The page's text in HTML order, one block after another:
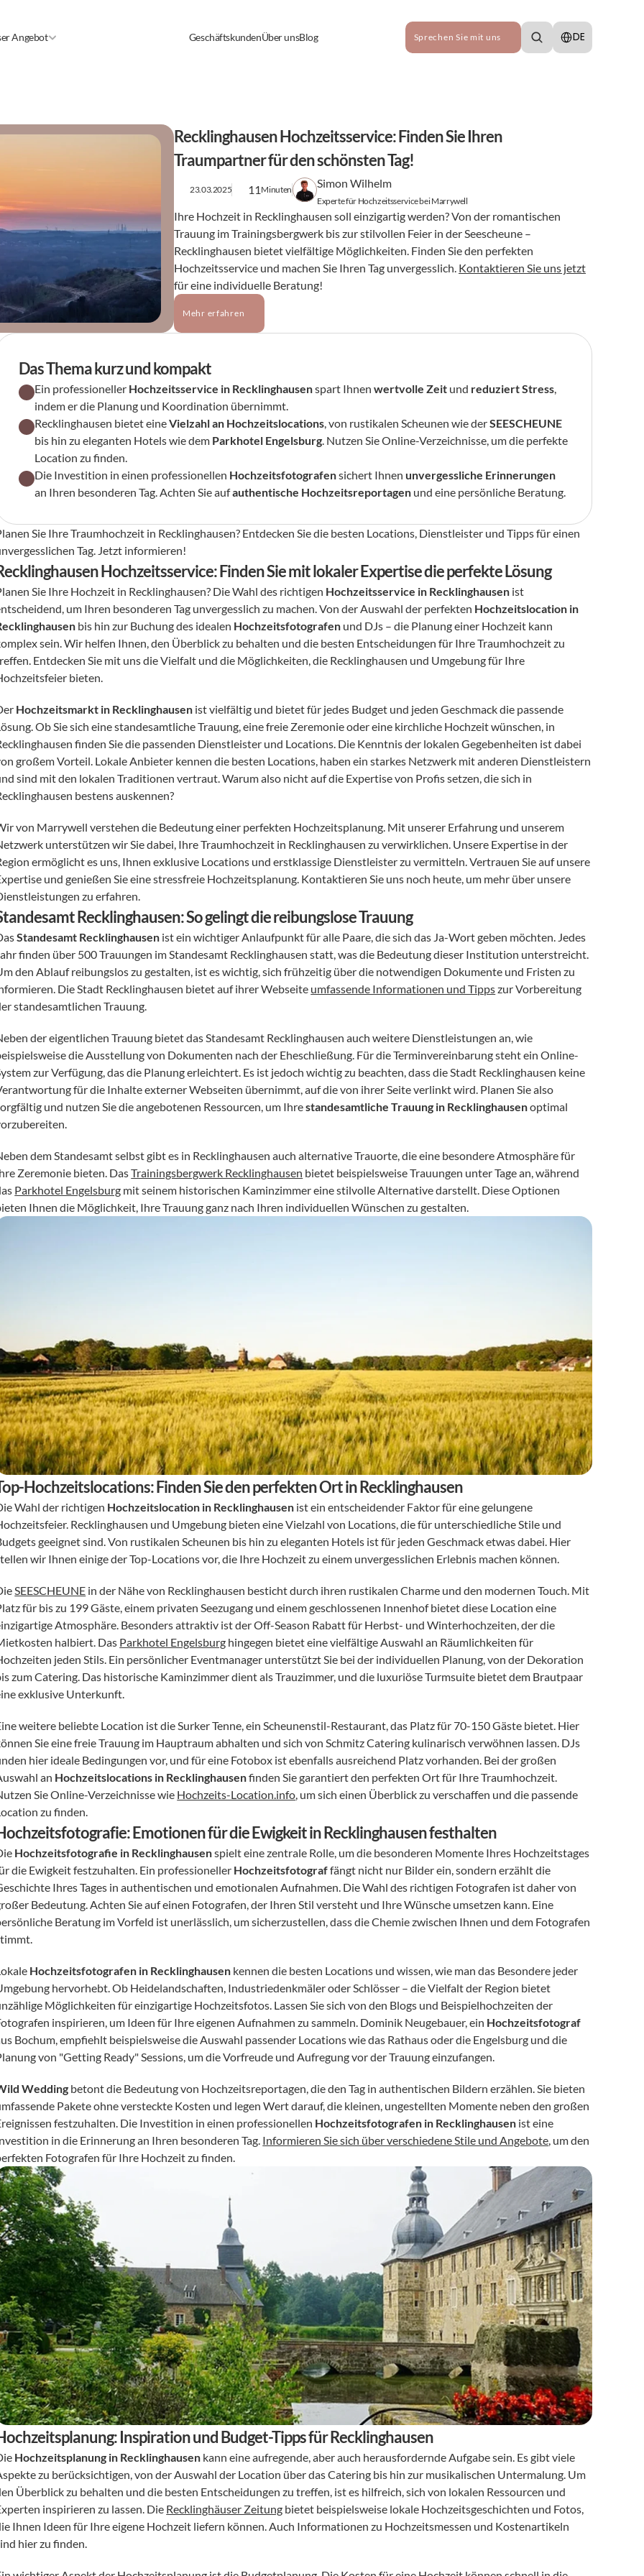
Angebot GeschäftskundenÜber unsBlog Sprechen Sie mit uns
Select Language
DE
Recklinghausen Hochzeitsservice: Finden Sie Ihren
Traumpartner für den schönsten Tag!
23.03.2025 11 Minuten Simon Wilhelm
Experte für Hochzeitsservice bei Marrywell
Ihre Hochzeit in Recklinghausen soll einzigartig werden? Von der romantischen
Trauung im Trainingsbergwerk bis zur stilvollen Feier in der Seescheune –
Recklinghausen bietet vielfältige Möglichkeiten. Finden Sie den perfekten
Hochzeitsservice und machen Sie Ihren Tag unvergesslich. Kontaktieren Sie uns jetzt
für eine individuelle Beratung!
Mehr erfahren
Das Thema kurz und kompakt
Ein professioneller Hochzeitsservice in Recklinghausen spart Ihnen wertvolle Zeit und reduziert Stress,
indem er die Planung und Koordination übernimmt.
Recklinghausen bietet eine Vielzahl an Hochzeitslocations, von rustikalen Scheunen wie der SEESCHEUNE
bis hin zu eleganten Hotels wie dem Parkhotel Engelsburg. Nutzen Sie Online-Verzeichnisse, um die perfekte
Location zu finden.
Die Investition in einen professionellen Hochzeitsfotografen sichert Ihnen unvergessliche Erinnerungen
an Ihren besonderen Tag. Achten Sie auf authentische Hochzeitsreportagen und eine persönliche Beratung.
Sie Ihre Traumhochzeit in Recklinghausen? Entdecken Sie die besten Locations, Dienstleister und Tipps für einen
Tag. Jetzt informieren!
Hochzeitsservice: Finden Sie mit lokaler Expertise die perfekte Lösung
Sie Ihre Hochzeit in Recklinghausen? Die Wahl des richtigen Hochzeitsservice in Recklinghausen ist
um Ihren besonderen Tag unvergesslich zu machen. Von der Auswahl der perfekten Hochzeitslocation in
bis hin zur Buchung des idealen Hochzeitsfotografen und DJs – die Planung einer Hochzeit kann
sein. Wir helfen Ihnen, den Überblick zu behalten und die besten Entscheidungen für Ihre Traumhochzeit zu
Entdecken Sie mit uns die Vielfalt und die Möglichkeiten, die Recklinghausen und Umgebung für Ihre
bieten.
Hochzeitsmarkt in Recklinghausen ist vielfältig und bietet für jedes Budget und jeden Geschmack die passende
Ob Sie sich eine standesamtliche Trauung, eine freie Zeremonie oder eine kirchliche Hochzeit wünschen, in
finden Sie die passenden Dienstleister und Locations. Die Kenntnis der lokalen Gegebenheiten ist dabei
großem Vorteil. Lokale Anbieter kennen die besten Locations, haben ein starkes Netzwerk mit anderen Dienstleistern
sind mit den lokalen Traditionen vertraut. Warum also nicht auf die Expertise von Profis setzen, die sich in
bestens auskennen?
von Marrywell verstehen die Bedeutung einer perfekten Hochzeitsplanung. Mit unserer Erfahrung und unserem
unterstützen wir Sie dabei, Ihre Traumhochzeit in Recklinghausen zu verwirklichen. Unsere Expertise in der
ermöglicht es uns, Ihnen exklusive Locations und erstklassige Dienstleister zu vermitteln. Vertrauen Sie auf unsere
und genießen Sie eine stressfreie Hochzeitsplanung. Kontaktieren Sie uns noch heute, um mehr über unsere
zu erfahren.
Recklinghausen: So gelingt die reibungslose Trauung
Standesamt Recklinghausen ist ein wichtiger Anlaufpunkt für alle Paare, die sich das Ja-Wort geben möchten. Jedes
finden über 500 Trauungen im Standesamt Recklinghausen statt, was die Bedeutung dieser Institution unterstreicht.
den Ablauf reibungslos zu gestalten, ist es wichtig, sich frühzeitig über die notwendigen Dokumente und Fristen zu
Die Stadt Recklinghausen bietet auf ihrer Webseite umfassende Informationen und Tipps zur Vorbereitung
standesamtlichen Trauung.
der eigentlichen Trauung bietet das Standesamt Recklinghausen auch weitere Dienstleistungen an, wie
die Ausstellung von Dokumenten nach der Eheschließung. Für die Terminvereinbarung steht ein Online-
zur Verfügung, das die Planung erleichtert. Es ist jedoch wichtig zu beachten, dass die Stadt Recklinghausen keine
für die Inhalte externer Webseiten übernimmt, auf die von ihrer Seite verlinkt wird. Planen Sie also
und nutzen Sie die angebotenen Ressourcen, um Ihre standesamtliche Trauung in Recklinghausen optimal
dem Standesamt selbst gibt es in Recklinghausen auch alternative Trauorte, die eine besondere Atmosphäre für
Zeremonie bieten. Das Trainingsbergwerk Recklinghausen bietet beispielsweise Trauungen unter Tage an, während
Parkhotel Engelsburg mit seinem historischen Kaminzimmer eine stilvolle Alternative darstellt. Diese Optionen
Ihnen die Möglichkeit, Ihre Trauung ganz nach Ihren individuellen Wünschen zu gestalten.
Hochzeitslocations: Finden Sie den perfekten Ort in Recklinghausen
Wahl der richtigen Hochzeitslocation in Recklinghausen ist ein entscheidender Faktor für eine gelungene
Recklinghausen und Umgebung bieten eine Vielzahl von Locations, die für unterschiedliche Stile und
geeignet sind. Von rustikalen Scheunen bis hin zu eleganten Hotels ist für jeden Geschmack etwas dabei. Hier
wir Ihnen einige der Top-Locations vor, die Ihre Hochzeit zu einem unvergesslichen Erlebnis machen können.
SEESCHEUNE in der Nähe von Recklinghausen besticht durch ihren rustikalen Charme und den modernen Touch. Mit
für bis zu 199 Gäste, einem privaten Seezugang und einem geschlossenen Innenhof bietet diese Location eine
Atmosphäre. Besonders attraktiv ist der Off-Season Rabatt für Herbst- und Winterhochzeiten, der die
halbiert. Das Parkhotel Engelsburg hingegen bietet eine vielfältige Auswahl an Räumlichkeiten für
jeden Stils. Ein persönlicher Eventmanager unterstützt Sie bei der individuellen Planung, von der Dekoration
zum Catering. Das historische Kaminzimmer dient als Trauzimmer, und die luxuriöse Turmsuite bietet dem Brautpaar
exklusive Unterkunft.
weitere beliebte Location ist die Surker Tenne, ein Scheunenstil-Restaurant, das Platz für 70-150 Gäste bietet. Hier
Sie eine freie Trauung im Hauptraum abhalten und sich von Schmitz Catering kulinarisch verwöhnen lassen. DJs
hier ideale Bedingungen vor, und für eine Fotobox ist ebenfalls ausreichend Platz vorhanden. Bei der großen
an Hochzeitslocations in Recklinghausen finden Sie garantiert den perfekten Ort für Ihre Traumhochzeit.
Sie Online-Verzeichnisse wie Hochzeits-Location.info, um sich einen Überblick zu verschaffen und die passende
zu finden.
Emotionen für die Ewigkeit in Recklinghausen festhalten
Hochzeitsfotografie in Recklinghausen spielt eine zentrale Rolle, um die besonderen Momente Ihres Hochzeitstages
die Ewigkeit festzuhalten. Ein professioneller Hochzeitsfotograf fängt nicht nur Bilder ein, sondern erzählt die
Ihres Tages in authentischen und emotionalen Aufnahmen. Die Wahl des richtigen Fotografen ist daher von
Bedeutung. Achten Sie auf einen Fotografen, der Ihren Stil versteht und Ihre Wünsche umsetzen kann. Eine
Beratung im Vorfeld ist unerlässlich, um sicherzustellen, dass die Chemie zwischen Ihnen und dem Fotografen
Hochzeitsfotografen in Recklinghausen kennen die besten Locations und wissen, wie man das Besondere jeder
hervorhebt. Ob Heidelandschaften, Industriedenkmäler oder Schlösser – die Vielfalt der Region bietet
Möglichkeiten für einzigartige Hochzeitsfotos. Lassen Sie sich von den Blogs und Beispielhochzeiten der
inspirieren, um Ideen für Ihre eigenen Aufnahmen zu sammeln. Dominik Neugebauer, ein Hochzeitsfotograf
Bochum, empfiehlt beispielsweise die Auswahl passender Locations wie das Rathaus oder die Engelsburg und die
von "Getting Ready" Sessions, um die Vorfreude und Aufregung vor der Trauung einzufangen.
Wedding betont die Bedeutung von Hochzeitsreportagen, die den Tag in authentischen Bildern erzählen. Sie bieten
Pakete ohne versteckte Kosten und legen Wert darauf, die kleinen, ungestellten Momente neben den großen
festzuhalten. Die Investition in einen professionellen Hochzeitsfotografen in Recklinghausen ist eine
in die Erinnerung an Ihren besonderen Tag. Informieren Sie sich über verschiedene Stile und Angebote, um den
Fotografen für Ihre Hochzeit zu finden.
Inspiration und Budget-Tipps für Recklinghausen
Hochzeitsplanung in Recklinghausen kann eine aufregende, aber auch herausfordernde Aufgabe sein. Es gibt viele
zu berücksichtigen, von der Auswahl der Location über das Catering bis hin zur musikalischen Untermalung. Um
Überblick zu behalten und die besten Entscheidungen zu treffen, ist es hilfreich, sich von lokalen Ressourcen und
inspirieren zu lassen. Die Recklinghäuser Zeitung bietet beispielsweise lokale Hochzeitsgeschichten und Fotos,
Ihnen Ideen für Ihre eigene Hochzeit liefern können. Auch Informationen zu Hochzeitsmessen und Kostenartikeln
hier zu finden.